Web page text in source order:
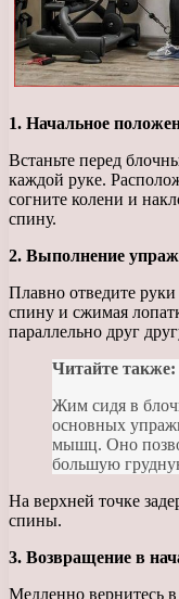
1. Начальное
Встаньте перед
каждой руке.
согните колени и
спину.
2. Выполнение
Плавно отведите
спину и сжимая
параллельно друг
Читайте также:
Жим сидя в
основных
мышц. Оно
большую
На верхней точке
спины.
3. Возвращение в
Медленно вернитесь